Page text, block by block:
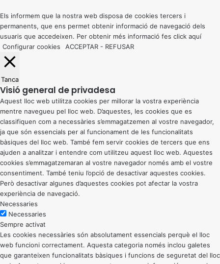
button
Els informem que la nostra web disposa de cookies tercers i
permanents, que ens permet obtenir informació de navegació dels
usuaris que accedeixen. Per obtenir més informació fes click aquí
Configurar cookies
ACCEPTAR - REFUSAR
Tanca
Visió general de privadesa
Aquest lloc web utilitza cookies per millorar la vostra experiència
mentre navegueu pel lloc web. D’aquestes, les cookies que es
classifiquen com a necessàries s’emmagatzemen al vostre navegador,
ja que són essencials per al funcionament de les funcionalitats
bàsiques del lloc web. També fem servir cookies de tercers que ens
ajuden a analitzar i entendre com utilitzeu aquest lloc web. Aquestes
cookies s’emmagatzemaran al vostre navegador només amb el vostre
consentiment. També teniu l’opció de desactivar aquestes cookies.
Però desactivar algunes d’aquestes cookies pot afectar la vostra
experiència de navegació.
Necessaries
Necessaries
Sempre activat
Les cookies necessàries són absolutament essencials perquè el lloc
web funcioni correctament. Aquesta categoria només inclou galetes
que garanteixen funcionalitats bàsiques i funcions de seguretat del lloc